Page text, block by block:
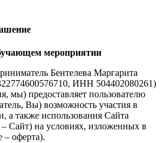
мероприятии
Бентелева Маргарита
ИНН 504402080261)
мы) предоставляет пользователю
Вы) возможность участия в
а также использования Сайта
– Сайт) на условиях, изложенных в
– оферта).